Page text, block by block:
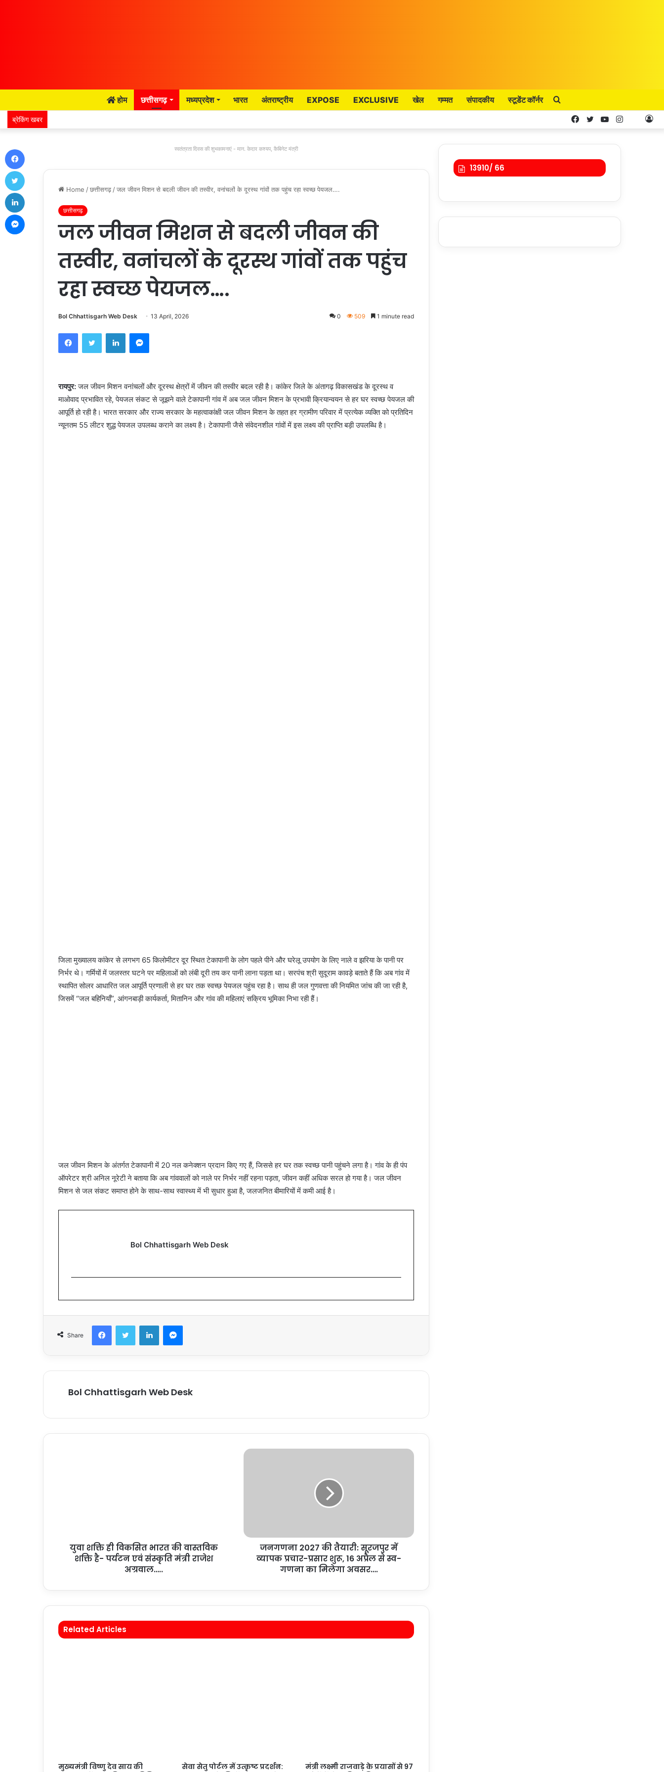
होम छत्तीसगढ़ मध्यप्रदेश भारत अंतराष्ट्रीय EXPOSE EXCLUSIVE खेल गम्मत संपादकीय स्टूडेंट कॉर्नर
for
ब्रेकिंग खबर Instagram
YouTube
Twitter
Facebook
स्वतंत्रता दिवस की शुभकामनाएं - मान. केदार कश्यप, कैबिनेट मंत्री
Home /छत्तीसगढ़ /जल जीवन मिशन से बदली जीवन की तस्वीर, वनांचलों के दूरस्थ गांवों तक पहुंच रहा स्वच्छ पेयजल….
छत्तीसगढ़
जल जीवन मिशन से बदली जीवन की
तस्वीर, वनांचलों के दूरस्थ गांवों तक पहुंच
रहा स्वच्छ पेयजल….
Bol Chhattisgarh Web Desk 13 April, 2026 0 509 1 minute read
रायपुर:जल जीवन मिशन वनांचलों और दूरस्थ क्षेत्रों में जीवन की तस्वीर बदल रही है। कांकेर जिले के अंतागढ़ विकासखंड के दूरस्थ व
माओवाद प्रभावित रहे, पेयजल संकट से जूझने वाले टेकापानी गांव में अब जल जीवन मिशन के प्रभावी क्रियान्वयन से हर घर स्वच्छ पेयजल की
आपूर्ति हो रही है। भारत सरकार और राज्य सरकार के महत्वाकांक्षी जल जीवन मिशन के तहत हर ग्रामीण परिवार में प्रत्येक व्यक्ति को प्रतिदिन
न्यूनतम 55 लीटर शुद्ध पेयजल उपलब्ध कराने का लक्ष्य है। टेकापानी जैसे संवेदनशील गांवों में इस लक्ष्य की प्राप्ति बड़ी उपलब्धि है।
जिला मुख्यालय कांकेर से लगभग 65 किलोमीटर दूर स्थित टेकापानी के लोग पहले पीने और घरेलू उपयोग के लिए नाले व झरिया के पानी पर
निर्भर थे। गर्मियों में जलस्तर घटने पर महिलाओं को लंबी दूरी तय कर पानी लाना पड़ता था। सरपंच श्री सुदूराम कावड़े बताते हैं कि अब गांव में
स्थापित सोलर आधारित जल आपूर्ति प्रणाली से हर घर तक स्वच्छ पेयजल पहुंच रहा है। साथ ही जल गुणवत्ता की नियमित जांच की जा रही है,
जिसमें “जल बहिनियाँ”, आंगनबाड़ी कार्यकर्ता, मितानिन और गांव की महिलाएं सक्रिय भूमिका निभा रही हैं।
जल जीवन मिशन के अंतर्गत टेकापानी में 20 नल कनेक्शन प्रदान किए गए हैं, जिससे हर घर तक स्वच्छ पानी पहुंचने लगा है। गांव के ही पंप
ऑपरेटर श्री अनिल नूरेटी ने बताया कि अब गांववालों को नाले पर निर्भर नहीं रहना पड़ता, जीवन कहीं अधिक सरल हो गया है। जल जीवन
मिशन से जल संकट समाप्त होने के साथ-साथ स्वास्थ्य में भी सुधार हुआ है, जलजनित बीमारियों में कमी आई है।
Bol Chhattisgarh Web Desk
Share
Bol Chhattisgarh Web Desk
युवा शक्ति ही विकसित भारत की वास्तविक
शक्ति है- पर्यटन एवं संस्कृति मंत्री राजेश
अग्रवाल…..
जनगणना 2027 की तैयारी: सूरजपुर में
व्यापक प्रचार-प्रसार शुरू, 16 अप्रैल से स्व-
गणना का मिलेगा अवसर….
Related Articles
मुख्यमंत्री विष्णु देव साय की
सेवा सेतु पोर्टल में उत्कृष्ट प्रदर्शन:
मंत्री लक्ष्मी राजवाड़े के प्रयासों से 97
13910/ 66
Twitter
Messenger